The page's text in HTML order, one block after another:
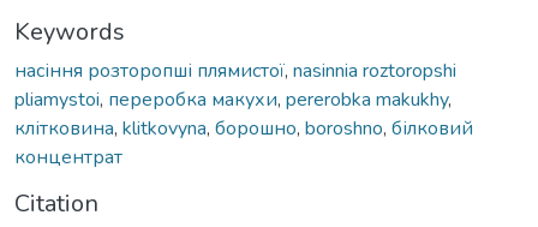
Keywords
насіння розторопші плямистої, nasinnia roztoropshi
pliamystoi, переробка макухи, pererobka makukhy,
клітковина, klitkovyna, борошно, boroshno, білковий
концентрат
Citation